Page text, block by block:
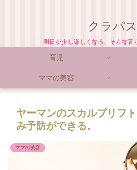
クラパス
明日が少し楽しくなる、そんな暮
育児
ママの美容
ヤーマンのスカルプリフ
み予防ができる。
ママの美容